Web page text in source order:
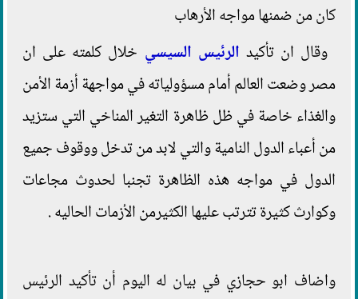
كان من ضمنها مواجه الأرهاب
وقال ان تأكيد الرئيس السيسي خلال كلمته على ان
مصر وضعت العالم أمام مسؤولياته في مواجهة أزمة الأمن
والغذاء خاصة في ظل ظاهرة التغير المناخي التي ستزيد
من أعباء الدول النامية والتي لابد من تدخل ووقوف جميع
الدول في مواجه هذه الظاهرة تجنبا لحدوث مجاعات
وكوارث كثيرة تترتب عليها الكثيرمن الأزمات الحاليه .
واضاف ابو حجازي في بيان له اليوم أن تأكيد الرئيس